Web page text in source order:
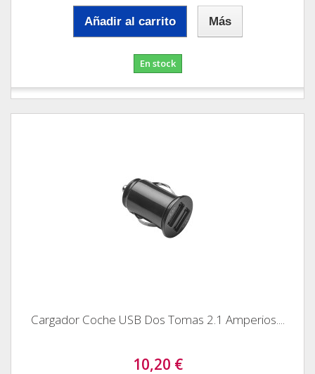
Añadir al carrito Más
En stock
Cargador Coche USB Dos Tomas 2.1 Amperios....
10,20 €